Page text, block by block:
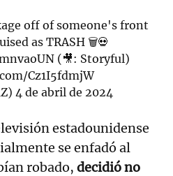
off of someone's front
as TRASH 🗑️💀
(🎥: Storyful)
Cz1I5fdmjW
4 de abril de 2024
estadounidense
se enfadó al
robado, decidió no